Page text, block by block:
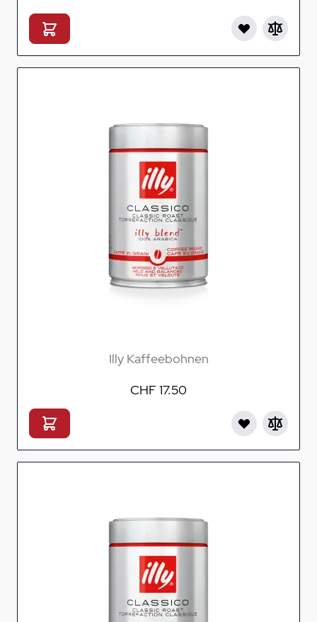
Illy Kaffeebohnen
CHF 17.50